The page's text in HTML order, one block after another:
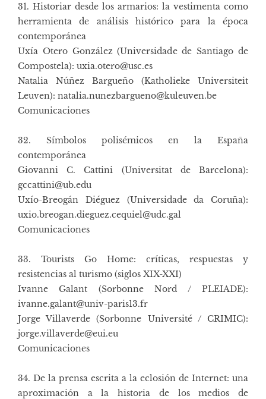
31. Historiar desde los armarios: la vestimenta como
herramienta de análisis histórico para la época
contemporánea
Uxía Otero González (Universidade de Santiago de
Compostela): uxia.otero@usc.es
Natalia Núñez Bargueño (Katholieke Universiteit
Leuven): natalia.nunezbargueno@kuleuven.be
Comunicaciones
32. Símbolos polisémicos en la España
contemporánea
Giovanni C. Cattini (Universitat de Barcelona):
gccattini@ub.edu
Uxío-Breogán Diéguez (Universidade da Coruña):
uxio.breogan.dieguez.cequiel@udc.gal
Comunicaciones
33. Tourists Go Home: críticas, respuestas y
resistencias al turismo (siglos XIX-XXI)
Ivanne Galant (Sorbonne Nord / PLEIADE):
ivanne.galant@univ-paris13.fr
Jorge Villaverde (Sorbonne Université / CRIMIC):
jorge.villaverde@eui.eu
Comunicaciones
34. De la prensa escrita a la eclosión de Internet: una
aproximación a la historia de los medios de